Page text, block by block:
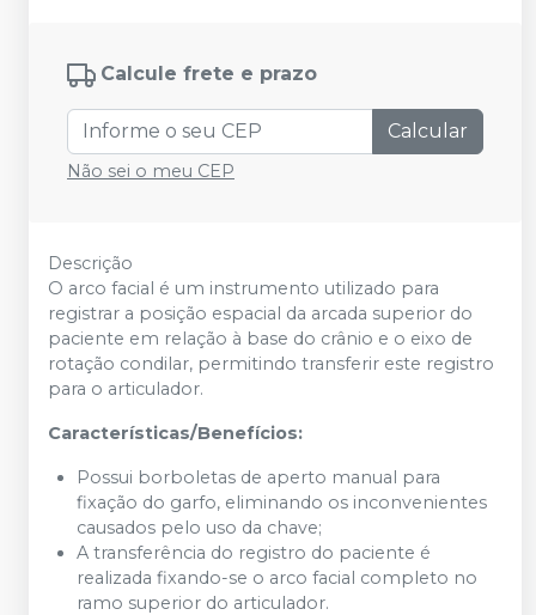
Calcule frete e prazo
Calcular
Não sei o meu CEP
Descrição
O arco facial é um instrumento utilizado para
registrar a posição espacial da arcada superior do
paciente em relação à base do crânio e o eixo de
rotação condilar, permitindo transferir este registro
para o articulador.
Características/Benefícios:
Possui borboletas de aperto manual para
fixação do garfo, eliminando os inconvenientes
causados pelo uso da chave;
A transferência do registro do paciente é
realizada fixando-se o arco facial completo no
ramo superior do articulador.